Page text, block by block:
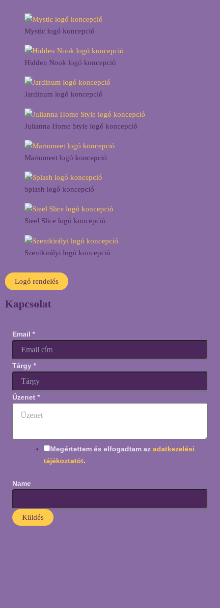
Mystic logó koncepció
Hidden Nook logó koncepció
Jardinum logó koncepció
Julianna Home Style logó koncepció
Mariomeet logó koncepció
Splash logó koncepció
Steel Slice logó koncepció
Szentkirályi logó koncepció
Logó rendelés
Kapcsolat
Email *
Tárgy *
Üzenet *
Megértettem és elfogadtam az adatkezelési
tájékoztatót.
Name
Küldés